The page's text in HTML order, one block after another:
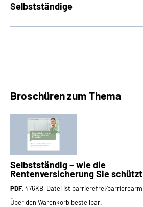
Selbstständige
Broschüren zum Thema
Selbstständig – wie die
Rentenversicherung Sie schützt
PDF, 476KB, Datei ist barrierefrei⁄barrierearm
Über den Warenkorb bestellbar.